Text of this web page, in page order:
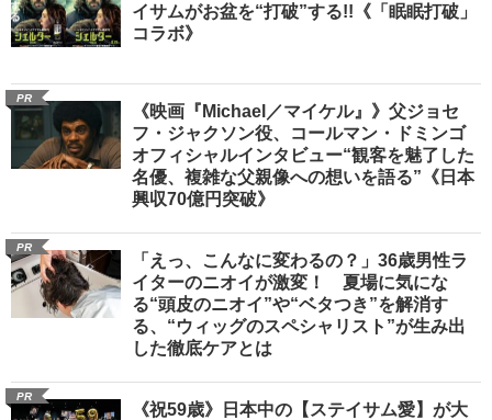
イサムがお盆を“打破”する!!《「眠眠打破」
コラボ》
PR
《映画『Michael／マイケル』》父ジョセ
フ・ジャクソン役、コールマン・ドミンゴ
オフィシャルインタビュー“観客を魅了した
名優、複雑な父親像への想いを語る”《日本
興収70億円突破》
PR
「えっ、こんなに変わるの？」36歳男性ラ
イターのニオイが激変！ 夏場に気にな
る“頭皮のニオイ”や“ベタつき”を解消す
る、“ウィッグのスペシャリスト”が生み出
した徹底ケアとは
PR
《祝59歳》日本中の【ステイサム愛】が大